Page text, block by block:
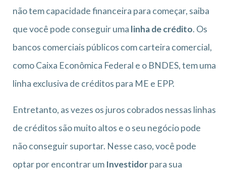
não tem capacidade financeira para começar, saiba
que você pode conseguir uma linha de crédito. Os
bancos comerciais públicos com carteira comercial,
como Caixa Econômica Federal e o BNDES, tem uma
linha exclusiva de créditos para ME e EPP.
Entretanto, as vezes os juros cobrados nessas linhas
de créditos são muito altos e o seu negócio pode
não conseguir suportar. Nesse caso, você pode
optar por encontrar um Investidorpara sua